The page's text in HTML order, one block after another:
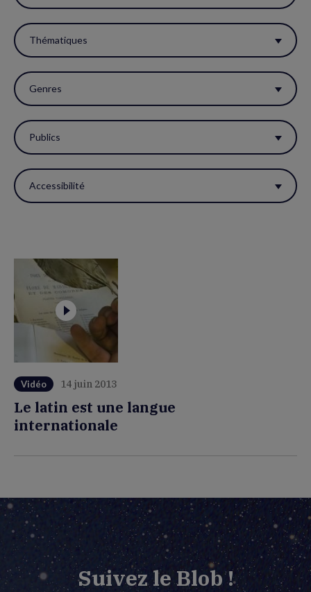
filtres
pour
réactualiser
la
page.
Thématiques
Genres
Publics
Accessibilité
Vidéo 14 juin 2013
Le latin est une langue
internationale
Suivez le Blob !